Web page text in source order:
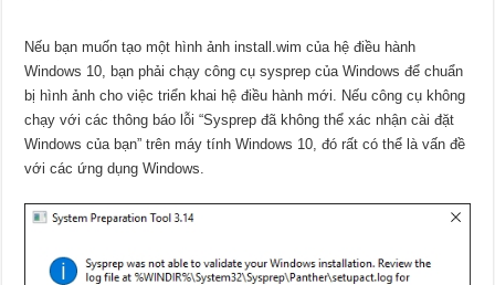
Nếu bạn muốn tạo một hình ảnh install.wim của hệ điều hành
Windows 10, bạn phải chạy công cụ sysprep của Windows để chuẩn
bị hình ảnh cho việc triển khai hệ điều hành mới. Nếu công cụ không
chạy với các thông báo lỗi “Sysprep đã không thể xác nhận cài đặt
Windows của bạn” trên máy tính Windows 10, đó rất có thể là vấn đề
với các ứng dụng Windows.